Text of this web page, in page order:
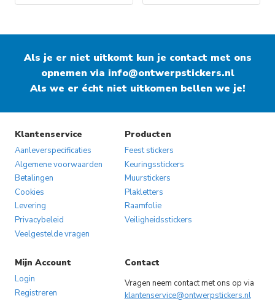
Als je er niet uitkomt kun je contact met ons
opnemen via info@ontwerpstickers.nl
Als we er écht niet uitkomen bellen we je!
Klantenservice
Aanleverspecificaties
Algemene voorwaarden
Betalingen
Cookies
Levering
Privacybeleid
Veelgestelde vragen
Producten
Feest stickers
Keuringsstickers
Muurstickers
Plakletters
Raamfolie
Veiligheidsstickers
Mijn Account
Login
Registreren
Contact
Vragen neem contact met ons op via
klantenservice@ontwerpstickers.nl